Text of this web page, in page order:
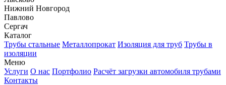
Нижний Новгород
Павлово
Сергач
Каталог
Трубы стальные Металлопрокат Изоляция для труб Трубы в
изоляции
Меню
Услуги О нас Портфолио Расчёт загрузки автомобиля трубами
Контакты